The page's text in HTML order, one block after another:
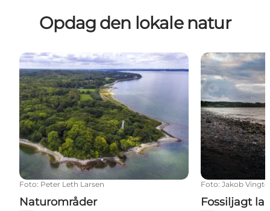
Opdag den lokale natur
Naturområder
Foto: Peter Leth Larsen
Naturområder
Fossiljagt
Foto: Jakob
Fossiljagt